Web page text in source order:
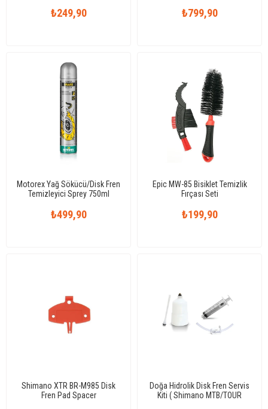
Servis Kiti
₺249,90 ₺799,90
Motorex Yağ Sökücü/Disk Fren
Temizleyici Sprey 750ml
₺499,90
Epic MW-85 Bisiklet Temizlik
Fırçası Seti
₺199,90
Shimano XTR BR-M985 Disk
Fren Pad Spacer
Doğa Hidrolik Disk Fren Servis
Kiti ( Shimano MTB/TOUR